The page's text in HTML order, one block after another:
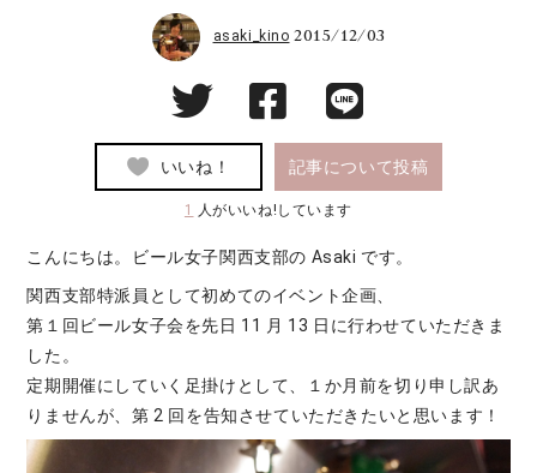
asaki_kino 2015/12/03
いいね！ 記事について投稿
1 人がいいね!しています
こんにちは。ビール女子関西支部の Asaki です。
関西支部特派員として初めてのイベント企画、
第１回ビール女子会を先日 11 月 13 日に行わせていただきま
した。
定期開催にしていく足掛けとして、１か月前を切り申し訳あ
りませんが、第 2 回を告知させていただきたいと思います！